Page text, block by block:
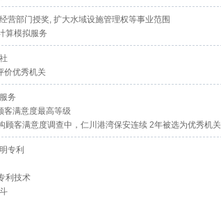
营部门授奖, 扩大水域设施管理权等事业范围
算模拟服务
价优秀机关
务
客满意度最高等级
顾客满意度调查中，仁川港湾保安连续 2年被选为优秀机关
专利
利技术